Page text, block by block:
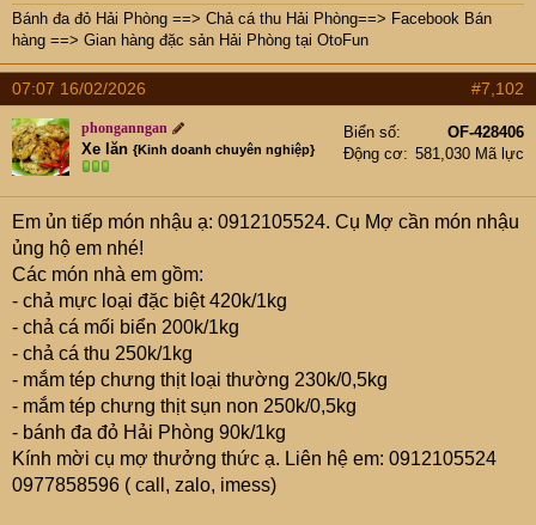
Bánh đa đỏ Hải Phòng ==> Chả cá thu Hải Phòng==> Facebook Bán
hàng ==> Gian hàng đặc sản Hải Phòng tại OtoFun
07:07 16/02/2026 #7,102
phonganngan
Xe lăn {Kinh doanh chuyên nghiệp}
Biển số
OF-428406
Động cơ
581,030 Mã lực
Em ủn tiếp món nhậu ạ: 0912105524. Cụ Mợ cần món nhậu
ủng hộ em nhé!
Các món nhà em gồm:
- chả mực loại đặc biệt 420k/1kg‭
- chả cá mối biển 200k/1kg
- chả cá thu 250k/1kg
- mắm tép chưng thịt loại thường 230k/0,5kg
- mắm tép chưng thịt sụn non 250k/0,5kg
- bánh đa đỏ Hải Phòng 90k/1kg
Kính mời cụ mợ thưởng thức ạ. Liên hệ em: 0912105524
0977858596 ( call, zalo, imess)